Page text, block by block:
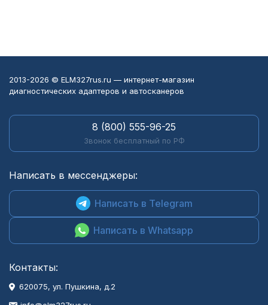
2013-2026 © ELM327rus.ru — интернет-магазин
диагностических адаптеров и автосканеров
8 (800) 555-96-25
Звонок бесплатный по РФ
Написать в мессенджеры:
Написать в Telegram
Написать в Whatsapp
Контакты:
620075, ул. Пушкина, д.2